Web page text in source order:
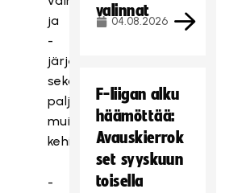
ja
-
järjestelmän
sekä
paljon
muita
kehitystoimia.
-
valinnat
04.08.2026
F-liigan alku
häämöttää:
Avauskierrok
set syyskuun
toisella